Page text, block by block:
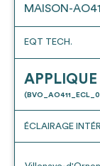
MAISON-
EQT TECH.
APPLIQUE
ÉCLAIRAGE